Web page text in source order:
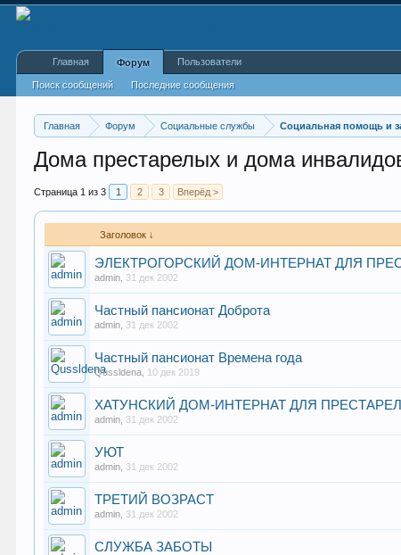
Главная Форум Социальные службы Социальная помощь и
Дома престарелых и дома
Страница 1 из 3 1 2 3 Вперёд >
Заголовок ↓
ЭЛЕКТРОГОРСКИЙ ДОМ-ИНТЕРНАТ ДЛЯ
admin 31 дек 2002
Частный пансионат Доброта
admin 31 дек 2002
Частный пансионат Времена года
Qussldena 10 дек 2019
ХАТУНСКИЙ ДОМ-ИНТЕРНАТ ДЛЯ
admin 31 дек 2002
УЮТ
admin 31 дек 2002
ТРЕТИЙ ВОЗРАСТ
admin 31 дек 2002
СЛУЖБА ЗАБОТЫ
Главная Форум
Поиск сообщений Последние сообщения
Пользователи